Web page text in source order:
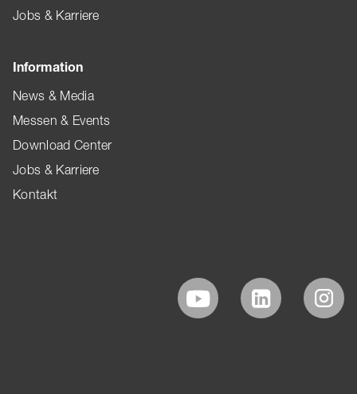
Jobs & Karriere
Information
News & Media
Messen & Events
Download Center
Jobs & Karriere
Kontakt